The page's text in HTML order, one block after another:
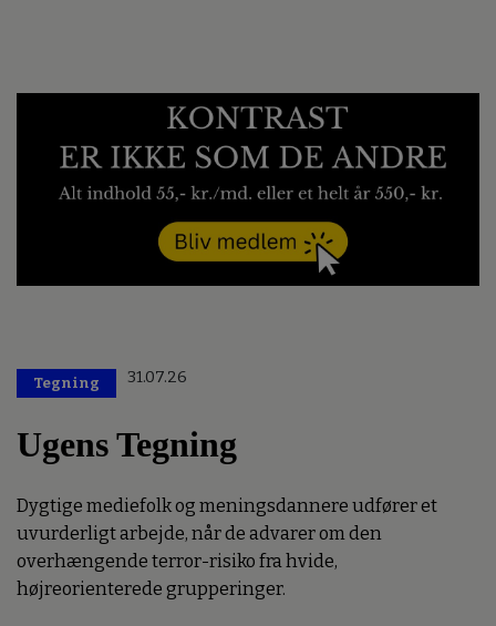
Tegning 31.07.26
Ugens Tegning
Dygtige mediefolk og meningsdannere udfører et
uvurderligt arbejde, når de advarer om den
overhængende terror-risiko fra hvide,
højreorienterede grupperinger.